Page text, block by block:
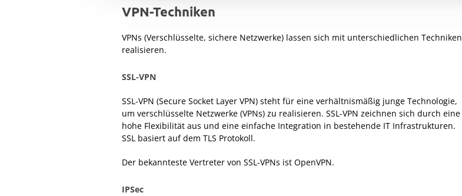
VPN-Techniken
VPNs (Verschlüsselte, sichere Netzwerke) lassen sich mit unterschiedlichen Techniken
realisieren.
SSL-VPN
SSL-VPN (Secure Socket Layer VPN) steht für eine verhältnismäßig junge Technologie,
um verschlüsselte Netzwerke (VPNs) zu realisieren. SSL-VPN zeichnen sich durch eine
hohe Flexibilität aus und eine einfache Integration in bestehende IT Infrastrukturen.
SSL basiert auf dem TLS Protokoll.
Der bekannteste Vertreter von SSL-VPNs ist OpenVPN.
IPSec